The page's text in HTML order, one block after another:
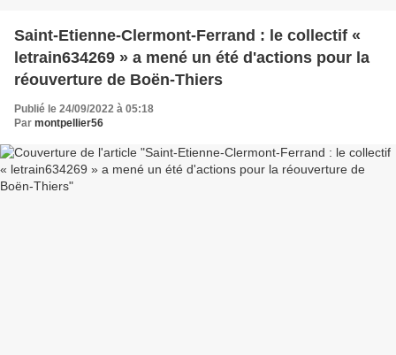
Saint-Etienne-Clermont-Ferrand : le collectif «
letrain634269 » a mené un été d'actions pour la
réouverture de Boën-Thiers
Publié le 24/09/2022 à 05:18
Par montpellier56